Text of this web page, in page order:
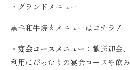
・グランドメニュー
黒毛和牛焼肉メニューはコチラ！
・宴会コースメニュー：歓送迎会
利用にぴったりの宴会コースや飲